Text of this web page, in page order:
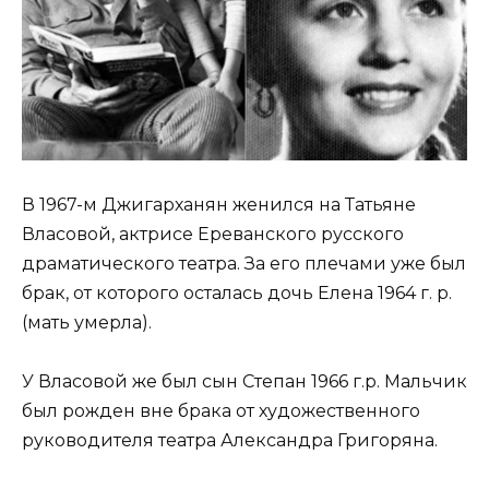
В 1967-м Джигарханян женился на Татьяне
Власовой, актрисе Ереванского русского
драматического театра. За его плечами уже был
брак, от которого осталась дочь Елена 1964 г. р.
(мать умерла).
У Власовой же был сын Степан 1966 г.р. Мальчик
был рожден вне брака от художественного
руководителя театра Александра Григоряна.